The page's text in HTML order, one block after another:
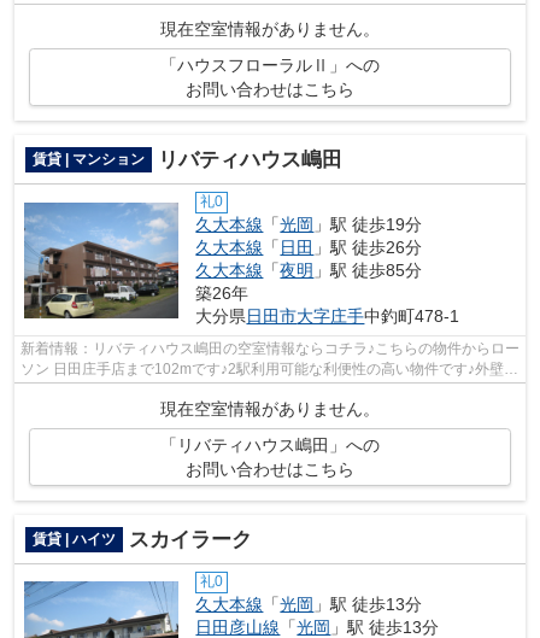
ており、通勤前などにごみ捨て可能です...
現在空室情報がありません。
「ハウスフローラルⅡ」への
お問い合わせはこちら
賃貸 | マンション リバティハウス嶋田
礼0
久大本線 「光岡 」駅 徒歩19分
久大本線 「 日田 」駅 徒歩26分
久大本線 「夜明 」駅 徒歩85分
築26年
大分県日田市大字庄手中釣町478-1
新着情報：リバティハウス嶋田の空室情報ならコチラ♪こちらの物件からロー
ソン 日田庄手店まで102mです♪2駅利用可能な利便性の高い物件です♪外壁は
現在空室情報がありません。
「リバティハウス嶋田」への
お問い合わせはこちら
賃貸 | ハイツ スカイラーク
礼0
久大本線 「光岡 」駅 徒歩13分
日田彦山線 「光岡 」駅 徒歩13分